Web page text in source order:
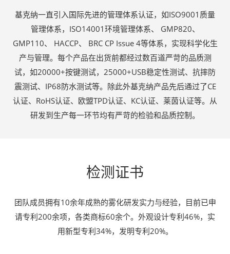
基克纳一直引入国际先进的管理体系认证，如ISO9001质量
管理体系，ISO14001环境管理体系、 GMP820、
GMP110、 HACCP、 BRC CP Issue 4等体系，实现科学化生
产与管理。每个产品在出货前都经过数百道严苛的品质测
试，如20000+按键测试，25000+USB稳定性测试、抗摔防
震测试、IP68防水测试等。除此外基克纳产品先后通过了CE
认证、RoHS认证、欧盟TPD认证、KC认证、莱茵认证等。从
研发到生产每一环节均有严苛的检验和品质控制。
检测证书
团队成员拥有10余年成熟的雾化研发实力与经验，目前已申
请专利200余项，各类商标60余个。外观设计专利46%，实
用新型专利34%，发明专利20%。